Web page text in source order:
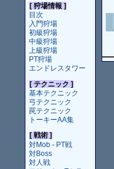
[ 狩場情報 ]
目次
入門狩場
初級狩場
中級狩場
上級狩場
PT狩場
エンドレスタワー
[ テクニック ]
基本テクニック
弓テクニック
罠テクニック
トーキーAA集
[ 戦術 ]
対Mob - PT戦
対Boss
対人戦